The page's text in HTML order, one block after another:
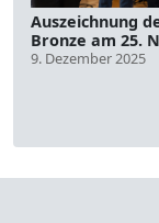
Auszeichnung
Bronze am 25.
9. Dezember 2025